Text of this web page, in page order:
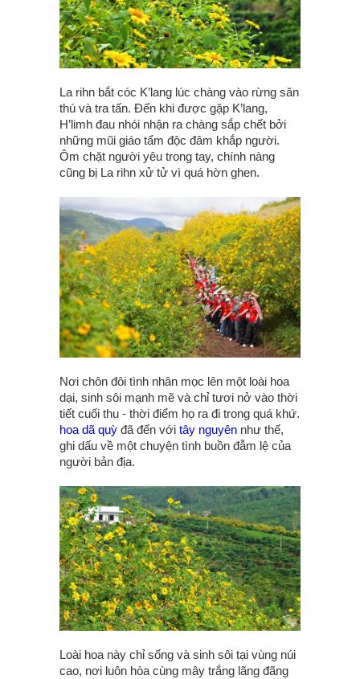
La rihn bắt cóc K’lang lúc chàng vào rừng săn
thú và tra tấn. Đến khi được gặp K’lang,
H’limh đau nhói nhận ra chàng sắp chết bởi
những mũi giáo tẩm độc đâm khắp người.
Ôm chặt người yêu trong tay, chính nàng
cũng bị La rihn xử tử vì quá hờn ghen.
Nơi chôn đôi tình nhân mọc lên một loài hoa
dại, sinh sôi mạnh mẽ và chỉ tươi nở vào thời
tiết cuối thu - thời điểm họ ra đi trong quá khứ.
hoa dã quỳ đã đến với tây nguyên như thế,
ghi dấu về một chuyện tình buồn đẫm lệ của
người bản địa.
Loài hoa này chỉ sống và sinh sôi tại vùng núi
cao, nơi luôn hòa cùng mây trắng lãng đãng